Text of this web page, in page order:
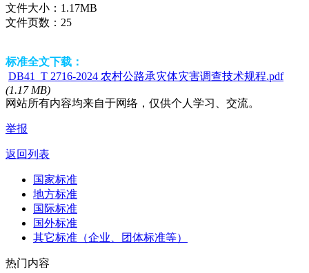
文件大小： 1.17MB
文件页数： 25
标准全文下载：
DB41_T 2716-2024 农村公路承灾体灾害调查技术规程.pdf
(1.17 MB)
网站所有内容均来自于网络，仅供个人学习、交流。
举报
返回列表
国家标准
地方标准
国际标准
国外标准
其它标准（企业、团体标准等）
热门内容